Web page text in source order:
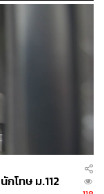
การดำเนินการ
พัทธ์ยังคงสภาพ
นสมาชิก
งพรรคก้าวไกล
คไม่ได้มีมติขับ
งผลให้สมาชิก
นที” ศุภชัยกล่าว
ศาลสั่งยุบ
โทษ ม.112